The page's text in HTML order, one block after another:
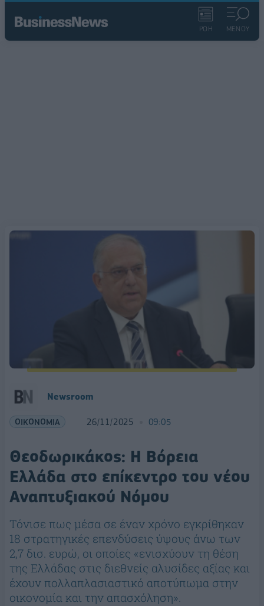
ΡΟΗ ΜΕΝΟΥ
Newsroom
ΟΙΚΟΝΟΜΙΑ 26/11/2025 09:05
Θεοδωρικάκος: Η Βόρεια
Ελλάδα στο επίκεντρο του νέου
Αναπτυξιακού Νόμου
Τόνισε πως μέσα σε έναν χρόνο εγκρίθηκαν
18 στρατηγικές επενδύσεις ύψους άνω των
2,7 δισ. ευρώ, οι οποίες «ενισχύουν τη θέση
της Ελλάδας στις διεθνείς αλυσίδες αξίας και
έχουν πολλαπλασιαστικό αποτύπωμα στην
οικονομία και την απασχόληση».